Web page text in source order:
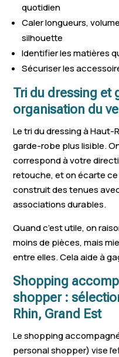
Lapoutroie
Sainte-Croix-aux-
Mines
Aspach-le-Haut
Wattwiller
Ammerschwihr
Bantzenheim
quotidien
Caler longueurs,
silhouette
Identifier les matières
Sécuriser les
Tri du dressing et
organisation du
Le tri du dressing à
garde-robe plus lisible.
correspond à votre
retouche, et on écarte
construit des tenues
associations durables.
Quand c’est utile, on
moins de pièces, mais
entre elles. Cela aide à
Shopping
shopper :
Rhin, Grand Est
Le shopping
personal shopper) vise